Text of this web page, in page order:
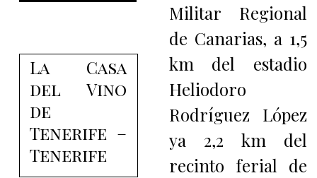
La Casa
del Vino
de
Tenerife –
Tenerife
Militar Regional
de Canarias, a 1,5
km del estadio
Heliodoro
Rodríguez López
ya 2,2 km del
recinto ferial de